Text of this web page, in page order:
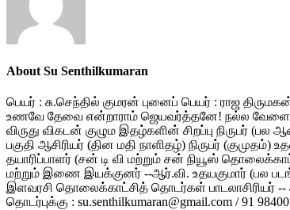
About Su Senthilkumaran
பெயர் : சு.செந்தில் குமரன் புனைப் பெயர் : ராஜ
உணவே தேவை என்றாராம் ஜெயவர்த்தனே! நல்ல வேளை.....
விருது விகடன் குழும இதழ்களின் சிறப்பு நிருபர்
பகுதி ஆசிரியர் (தின மதி நாளிதழ்) நிருபர்
தயாரிப்பாளர் (சன் டி வி மற்றும் சன் நியூஸ்
மற்றும் இணை இயக்குனர் --ஆர்.வி. உதயகுமார் (பல
இளவரசி தொலைக்காட்சித் தொடர்கள் பாடலாசிரியர் --
தொடர்புக்கு : su.senthilkumaran@gmail.com / 91